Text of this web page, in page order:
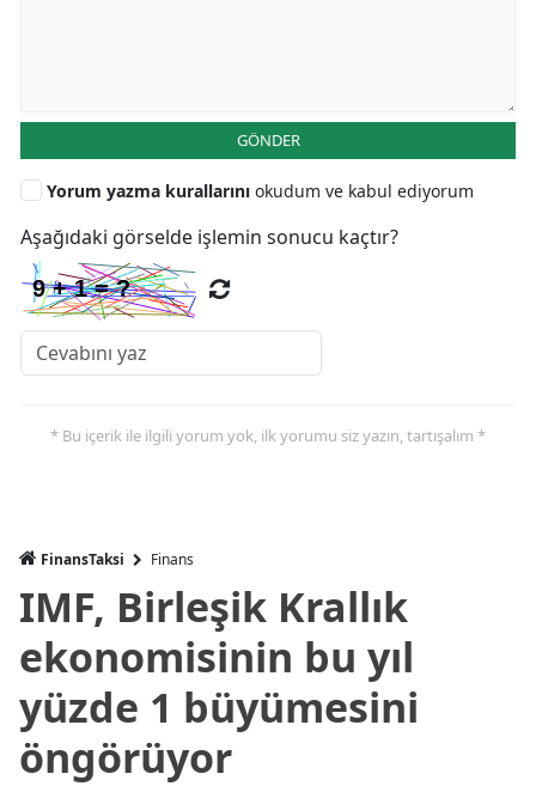
GÖNDER
Yorum yazma kurallarını okudum ve kabul ediyorum
Aşağıdaki görselde işlemin sonucu kaçtır?
* Bu içerik ile ilgili yorum yok, ilk yorumu siz yazın, tartışalım *
FinansTaksi Finans
IMF, Birleşik Krallık
ekonomisinin bu yıl
yüzde 1 büyümesini
öngörüyor